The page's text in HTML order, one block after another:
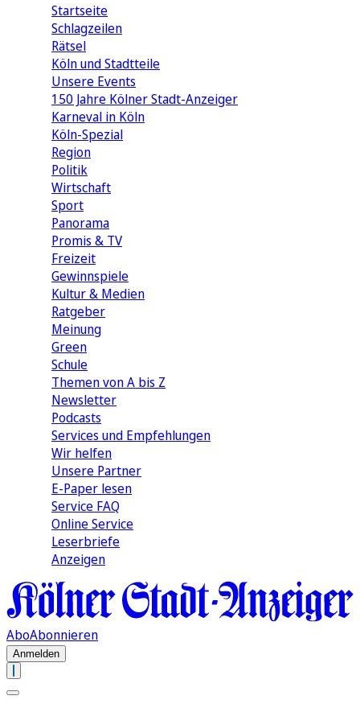
Startseite
Schlagzeilen
Rätsel
Köln und Stadtteile
Unsere Events
150 Jahre Kölner Stadt-Anzeiger
Karneval in Köln
Köln-Spezial
Region
Politik
Wirtschaft
Sport
Panorama
Promis & TV
Freizeit
Gewinnspiele
Kultur & Medien
Ratgeber
Meinung
Green
Schule
Themen von A bis Z
Newsletter
Podcasts
Services und Empfehlungen
Wir helfen
Unsere Partner
E-Paper lesen
Service FAQ
Online Service
Leserbriefe
Anzeigen
AboAbonnieren
Anmelden